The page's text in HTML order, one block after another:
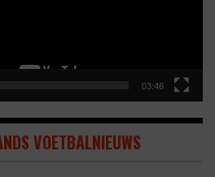
03:46
VOETBALNIEUWS